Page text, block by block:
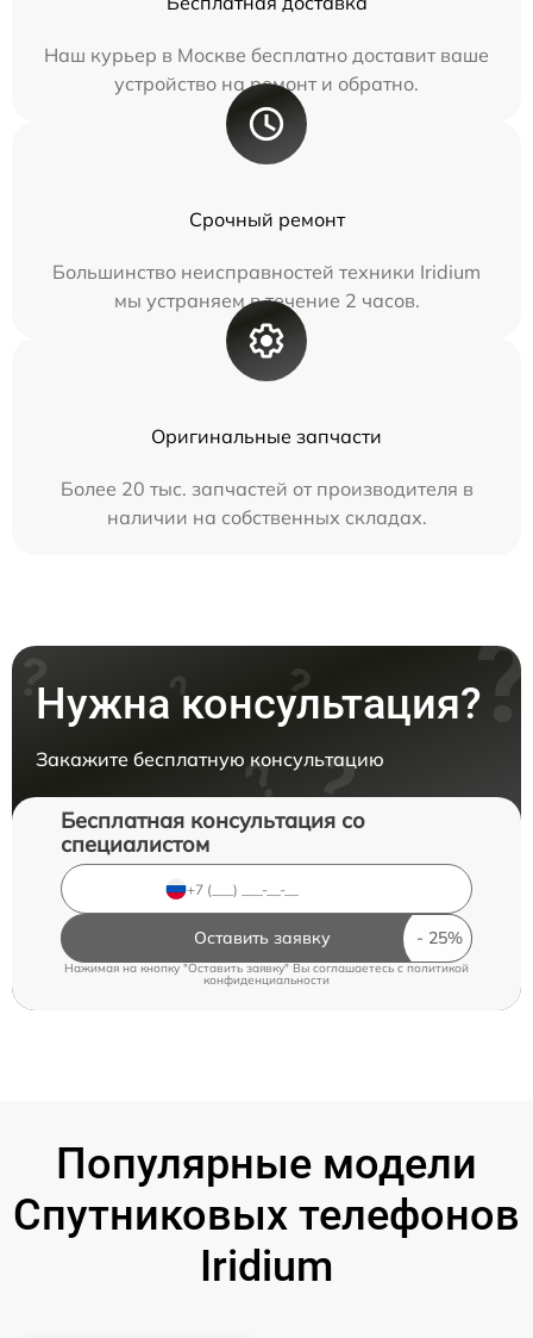
Наш курьер в Москве бесплатно доставит ваше
устройство на ремонт и обратно.
Срочный ремонт
Большинство неисправностей техники Iridium
мы устраняем в течение 2 часов.
Оригинальные запчасти
Более 20 тыс. запчастей от производителя в
наличии на собственных складах.
Нужна консультация?
Закажите бесплатную консультацию
Бесплатная консультация со
специалистом
Оставить заявку
Нажимая на кнопку "Оставить заявку" Вы соглашаетесь c политикой
конфиденциальности
Популярные модели
Спутниковых телефонов
Iridium